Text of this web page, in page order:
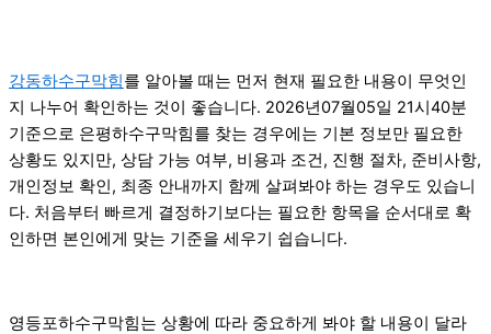
강동하수구막힘를 알아볼 때는 먼저 현재 필요한 내용이 무엇인
지 나누어 확인하는 것이 좋습니다. 2026년07월05일 21시40분
기준으로 은평하수구막힘를 찾는 경우에는 기본 정보만 필요한
상황도 있지만, 상담 가능 여부, 비용과 조건, 진행 절차, 준비사항,
개인정보 확인, 최종 안내까지 함께 살펴봐야 하는 경우도 있습니
다. 처음부터 빠르게 결정하기보다는 필요한 항목을 순서대로 확
인하면 본인에게 맞는 기준을 세우기 쉽습니다.
영등포하수구막힘는 상황에 따라 중요하게 봐야 할 내용이 달라